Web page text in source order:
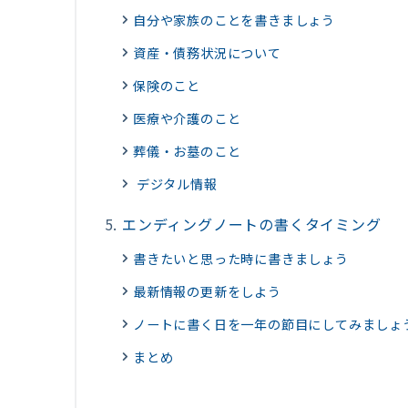
自分や家族のことを書きましょう
資産・債務状況について
保険のこと
医療や介護のこと
葬儀・お墓のこと
デジタル情報
エンディングノートの書くタイミング
書きたいと思った時に書きましょう
最新情報の更新をしよう
ノートに書く日を一年の節目にしてみましょ
まとめ